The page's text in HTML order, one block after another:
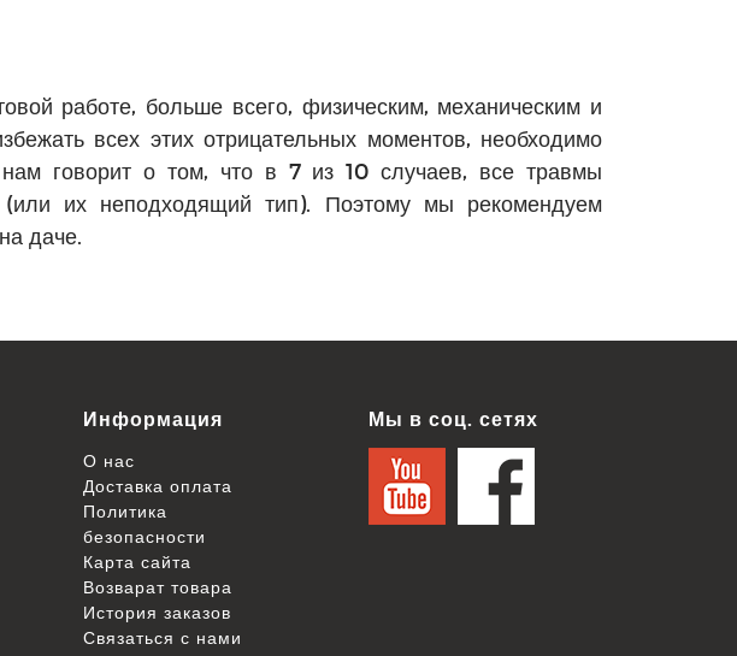
работе, больше всего, физическим, механическим и
всех этих отрицательных моментов, необходимо
нам говорит о том, что в 7 из 10 случаев, все травмы
(или их неподходящий тип). Поэтому мы рекомендуем
даче.
Информация
О нас
Доставка оплата
Политика
безопасности
Карта сайта
Возварат товара
История заказов
Связаться с нами
Мы в соц. сетях